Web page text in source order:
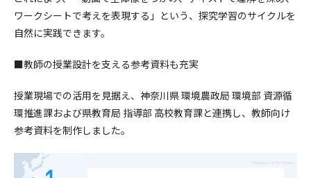
ワークシートで考えを表現する」という、探究学習のサイクルを
自然に実践できます。
■教師の授業設計を支える参考資料も充実
授業現場での活用を見据え、神奈川県 環境農政局 環境部 資源循
環推進課および県教育局 指導部 高校教育課と連携し、教師向け
参考資料を制作しました。